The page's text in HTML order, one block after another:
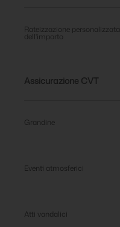
Rateizzazione personalizzata
dell'importo
Assicurazione CVT
Grandine
Eventi atmosferici
Atti vandalici